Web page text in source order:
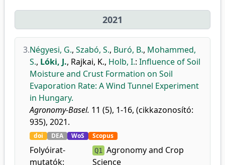
2021
3.Négyesi, G., Szabó, S., Buró, B., Mohammed,
S., Lóki, J., Rajkai, K., Holb, I.: Influence of Soil
Moisture and Crust Formation on Soil
Evaporation Rate: A Wind Tunnel Experiment
in Hungary.
Agronomy-Basel. 11 (5), 1-16, (cikkazonosító:
935), 2021.
doi DEA WoS Scopus
Folyóirat-
mutatók:
Q1
Agronomy and Crop
Science